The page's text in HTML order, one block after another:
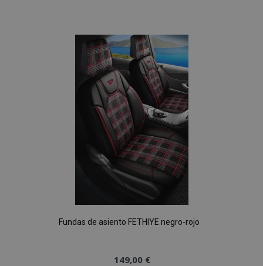
Lista
de
Deseos
Fundas de asiento FETHIYE negro-rojo
149,00 €